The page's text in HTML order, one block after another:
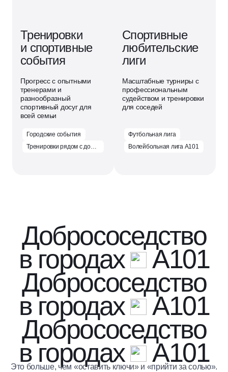
Тренировки
и спортивные
события
Прогресс с опытными
тренерами и
разнообразный
спортивный досуг для
всей семьи
Городские события
Тренировки рядом с домом
Спортивные
любительские
лиги
Масштабные турниры с
профессиональным
судейством и тренировки
для соседей
Футбольная лига
Волейбольная лига А101
Добрососедство
в городах A101
Добрососедство
в городах A101
Добрососедство
в городах A101
Это больше, чем «оставить ключи» и «прийти за солью».